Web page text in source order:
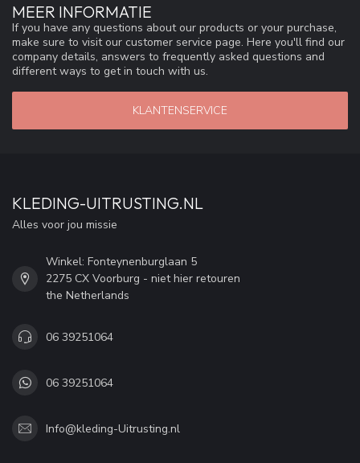
MEER INFORMATIE
If you have any questions about our products or your purchase,
make sure to visit our customer service page. Here you'll find our
company details, answers to frequently asked questions and
different ways to get in touch with us.
KLANTENSERVICE
KLEDING-UITRUSTING.NL
Alles voor jou missie
Winkel: Fonteynenburglaan 5
2275 CX Voorburg - niet hier retouren
the Netherlands
06 39251064
06 39251064
Info@kleding-Uitrusting.nl